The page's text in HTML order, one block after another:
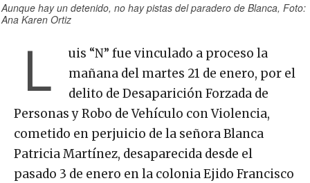
Aunque hay un detenido, no hay pistas del paradero de Blanca, Foto:
Ana Karen Ortiz
L
uis “N” fue vinculado a proceso la
mañana del martes 21 de enero, por el
delito de Desaparición Forzada de
Personas y Robo de Vehículo con Violencia,
cometido en perjuicio de la señora Blanca
Patricia Martínez, desaparecida desde el
pasado 3 de enero en la colonia Ejido Francisco